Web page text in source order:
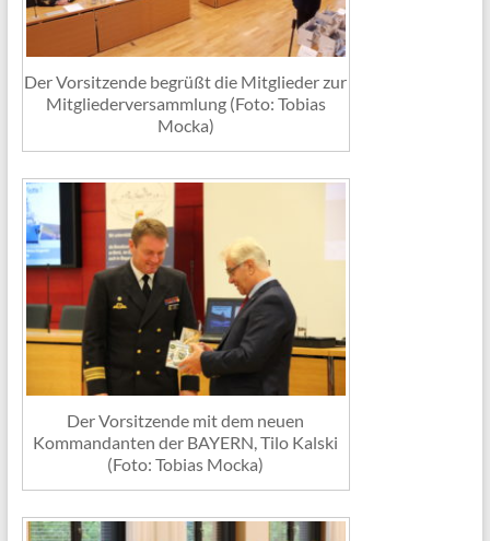
Der Vorsitzende begrüßt die Mitglieder zur
Mitgliederversammlung (Foto: Tobias
Mocka)
Der Vorsitzende mit dem neuen
Kommandanten der BAYERN, Tilo Kalski
(Foto: Tobias Mocka)